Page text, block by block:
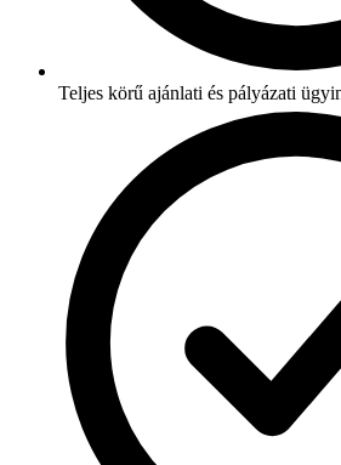
Teljes körű ajánlati és pályázati